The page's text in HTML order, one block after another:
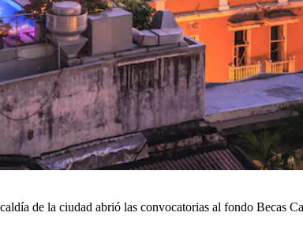
de la ciudad abrió las convocatorias al fondo Becas